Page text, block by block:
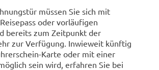
müssen Sie sich mit
oder vorläufigen
bereits zum Zeitpunkt der
zur Verfügung. Inwieweit künftig
Karte oder mit einer
sein wird, erfahren Sie bei